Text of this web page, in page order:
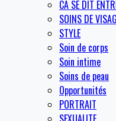
CA SE DIT
SOINS DE
STYLE
Soin de corps
Soin intime
Soins de peau
Opportunités
PORTRAIT